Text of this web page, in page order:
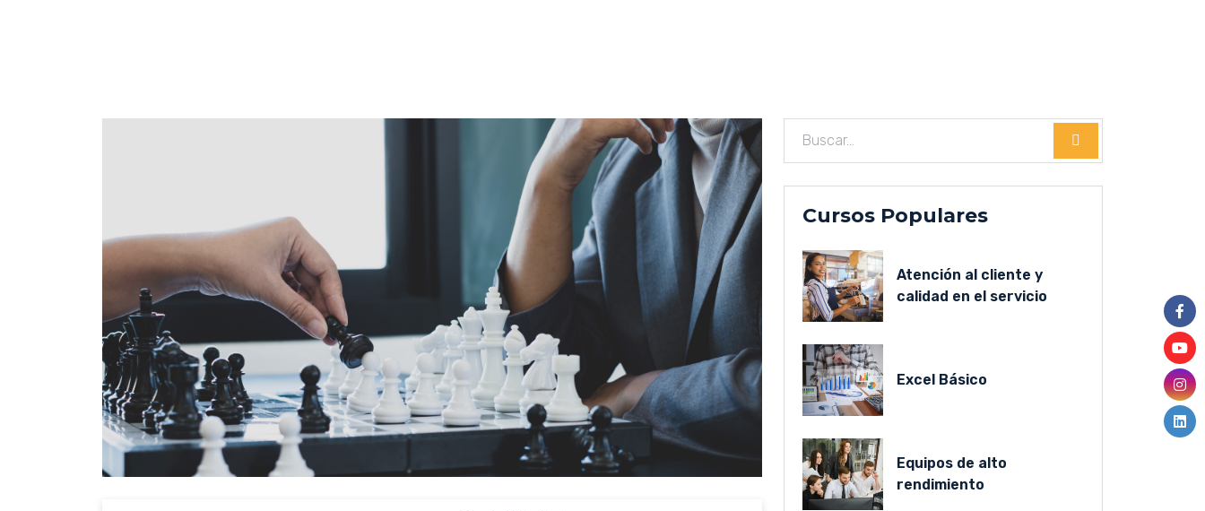
Cursos Populares
Atención al cliente y
calidad en el servicio
Excel Básico
Equipos de alto
rendimiento